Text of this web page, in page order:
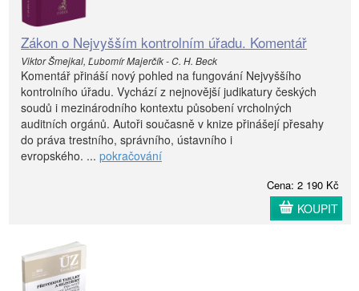
Zákon o Nejvyšším kontrolním úřadu. Komentář
Viktor Šmejkal, Ľubomír Majerčík - C. H. Beck
Komentář přináší nový pohled na fungování Nejvyššího
kontrolního úřadu. Vychází z nejnovější judikatury českých
soudů i mezinárodního kontextu působení vrcholných
auditních orgánů. Autoři současně v knize přinášejí přesahy
do práva trestního, správního, ústavního i
evropského. ... pokračování
Cena: 2 190 Kč
KOUPIT